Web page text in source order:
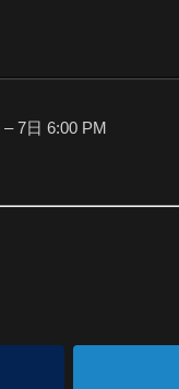
–7日 6:00 PM